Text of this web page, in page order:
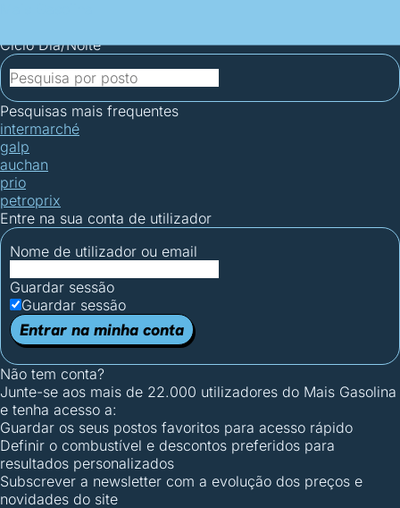
Ciclo Dia/Noite
Pesquisas mais frequentes
intermarché
galp
auchan
prio
petroprix
Entre na sua conta de utilizador
Nome de utilizador ou email
Guardar sessão
Guardar sessão
Entrar na minha conta
Não tem conta?
Junte-se aos mais de 22.000 utilizadores do Mais Gasolina
e tenha acesso a:
Guardar os seus postos favoritos para acesso rápido
Definir o combustível e descontos preferidos para
resultados personalizados
Subscrever a newsletter com a evolução dos preços e
novidades do site